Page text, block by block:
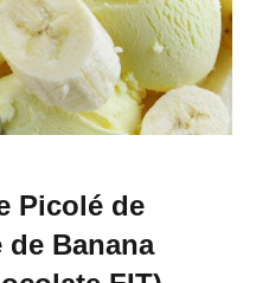
Picolé de
de Banana